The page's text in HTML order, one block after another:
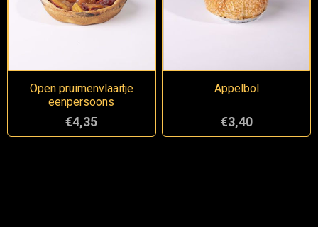
Open pruimenvlaaitje
eenpersoons
€4,35
Appelbol
€3,40